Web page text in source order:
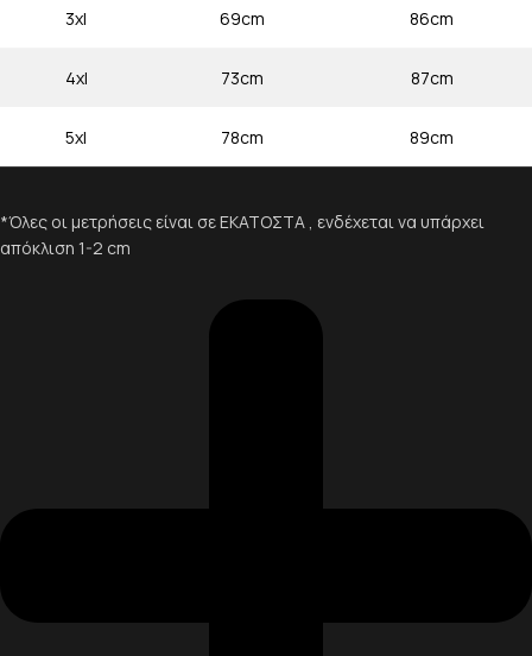
3xl 69cm 86cm
4xl 73cm 87cm
5xl 78cm 89cm
*Όλες οι μετρήσεις είναι σε ΕΚΑΤΟΣΤΑ , ενδέχεται να υπάρχει
απόκλιση 1-2 cm